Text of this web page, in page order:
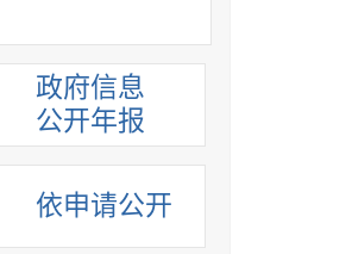
政府信息
公开年报
依申请公开